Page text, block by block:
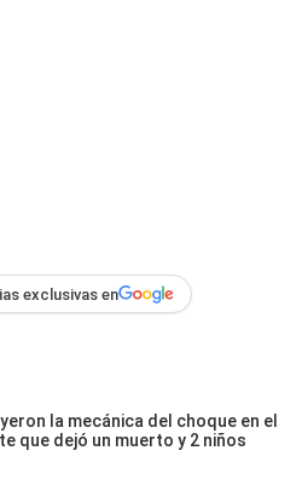
exclusivas en
la mecánica del choque en el
que dejó un muerto y 2 niños